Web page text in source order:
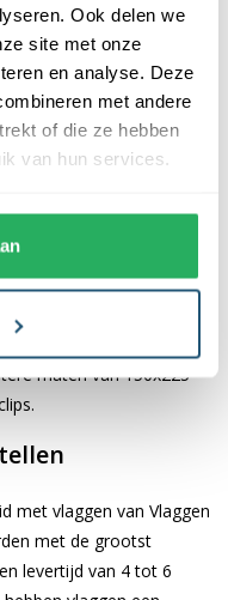
Ook delen we
site met onze
en analyse. Deze
met andere
of die ze hebben
van hun services.
kwaliteit. Ze zijn
dubbele stiknaad, wat
Wij bieden de
afmetingen, namelijk
cm en 200x300
worden de vlaggen
De
maten van 150x225
met vlaggen van Vlaggen
met de grootst
levertijd van 4 tot 6